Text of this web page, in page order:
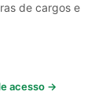
de cargos e
acesso →